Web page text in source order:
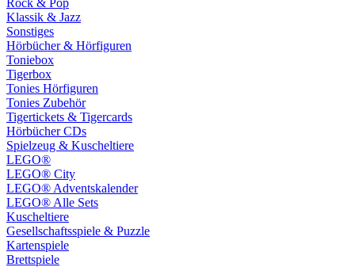
Rock & Pop
Klassik & Jazz
Sonstiges
Hörbücher & Hörfiguren
Toniebox
Tigerbox
Tonies Hörfiguren
Tonies Zubehör
Tigertickets & Tigercards
Hörbücher CDs
Spielzeug & Kuscheltiere
LEGO®
LEGO® City
LEGO® Adventskalender
LEGO® Alle Sets
Kuscheltiere
Gesellschaftsspiele & Puzzle
Kartenspiele
Brettspiele